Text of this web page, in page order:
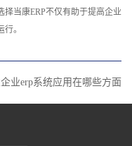
当康ERP不仅有助于提高企业
。‍
业erp系统应用在哪些方面